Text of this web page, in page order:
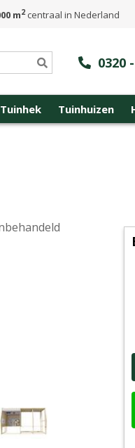
m2centraal in Nederland
0320
Tuinhek Tuinhuizen